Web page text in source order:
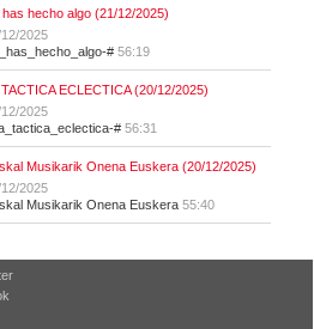
hecho algo (21/12/2025)
2025
# 56:19
TACTICA ECLECTICA (20/12/2025)
2025
# 56:31
Musikarik Onena Euskera (20/12/2025)
2025
Musikarik Onena Euskera 55:40